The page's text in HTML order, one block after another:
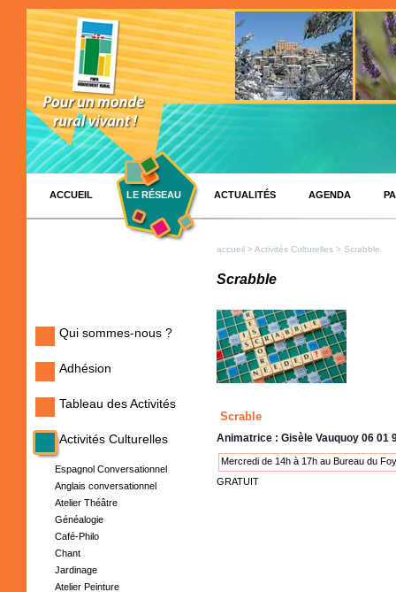
ACCUEIL LE RÉSEAU ACTUALITÉS AGENDA
Qui sommes-nous ?
Adhésion
Tableau des Activités
Activités Culturelles
Espagnol Conversationnel
Anglais conversationnel
Atelier Théâtre
Généalogie
Café-Philo
Chant
Jardinage
Atelier Peinture
accueil >Activités Culturelles > Scrabble
Scrabble
Scrable
Animatrice : Gisèle Vauquoy 06 01
Mercredi de 14h à 17h au Bureau du
GRATUIT